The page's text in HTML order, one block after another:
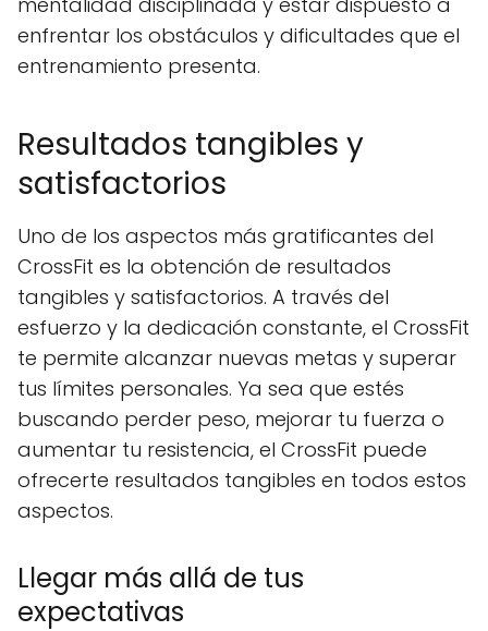
enfrentar los obstáculos y dificultades que el
entrenamiento presenta.
Resultados tangibles y
satisfactorios
Uno de los aspectos más gratificantes del
CrossFit es la obtención de resultados
tangibles y satisfactorios. A través del
esfuerzo y la dedicación constante, el CrossFit
te permite alcanzar nuevas metas y superar
tus límites personales. Ya sea que estés
buscando perder peso, mejorar tu fuerza o
aumentar tu resistencia, el CrossFit puede
ofrecerte resultados tangibles en todos estos
aspectos.
Llegar más allá de tus
expectativas